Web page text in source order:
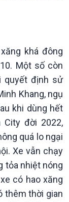
tế
quốc tế
Việt Nam
- Một dải vững
khá đông
Một số còn
quyết định sử
Khang, ngụ
khi dùng hết
đời 2022,
quá lo ngại
Xe vẫn chạy
tỏa nhiệt nóng
có hao xăng
thêm thời gian